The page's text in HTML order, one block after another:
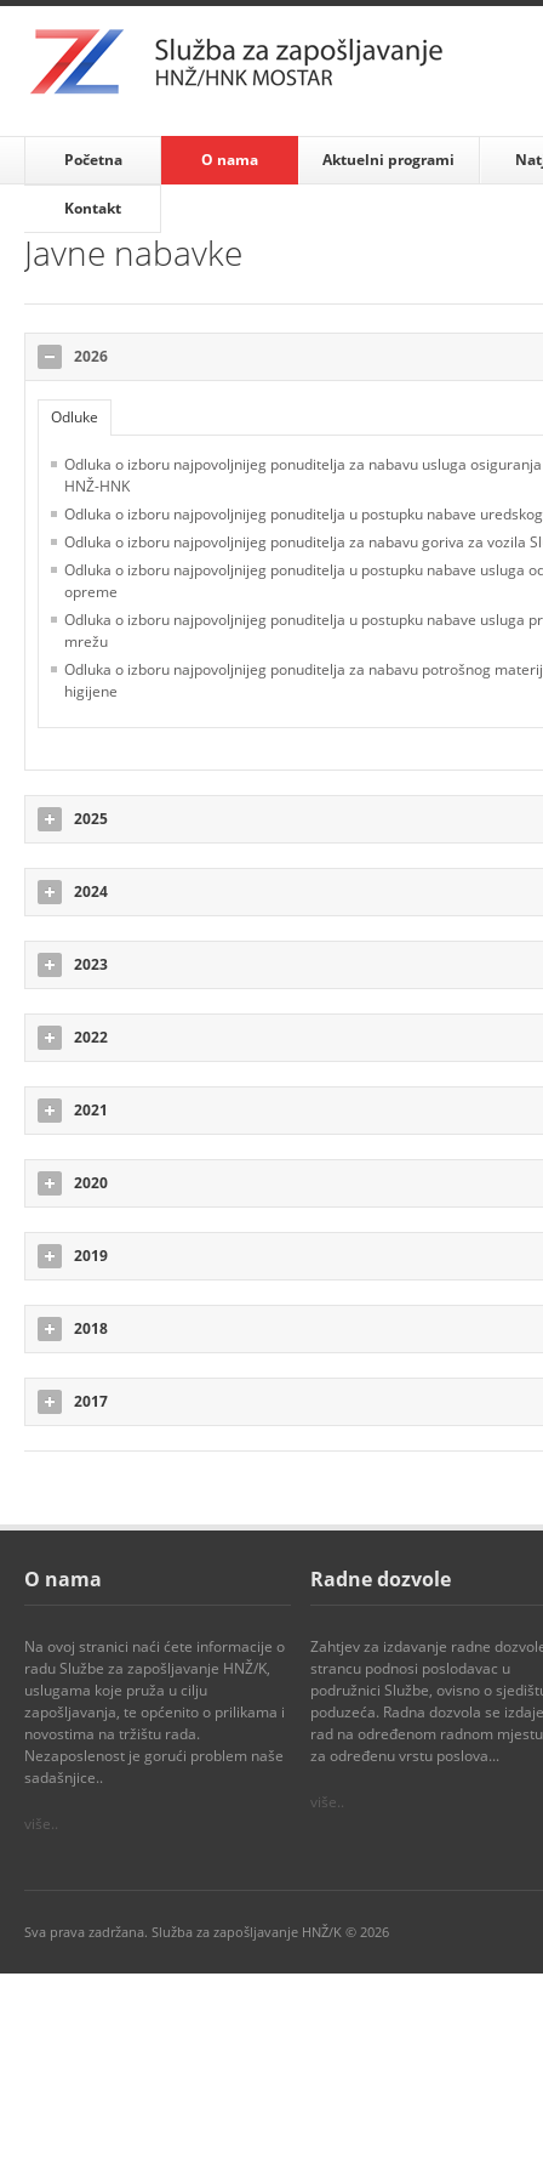
Početna O nama Aktuelni programi
Kontakt
Javne nabavke
2026
Odluke
Odluka o izboru najpovoljnijeg ponuditelja za nabavu usluga
HNŽ-HNK
Odluka o izboru najpovoljnijeg ponuditelja u postupku nabave
Odluka o izboru najpovoljnijeg ponuditelja za nabavu goriva za vozila
Odluka o izboru najpovoljnijeg ponuditelja u postupku nabave usluga
opreme
Odluka o izboru najpovoljnijeg ponuditelja u postupku nabave usluga
mrežu
Odluka o izboru najpovoljnijeg ponuditelja za nabavu potrošnog
higijene
2025
2024
2023
2022
2021
2020
2019
2018
2017
O nama
Na ovoj stranici naći ćete informacije o
radu Službe za zapošljavanje HNŽ/K,
uslugama koje pruža u cilju
zapošljavanja, te općenito o prilikama i
novostima na tržištu rada.
Nezaposlenost je gorući problem naše
sadašnjice..
više..
Radne dozvole
Zahtjev za izdavanje radne
strancu podnosi poslodavac u
podružnici Službe, ovisno o
poduzeća. Radna dozvola se
rad na određenom radnom
za određenu vrstu poslova...
više..
Sva prava zadržana. Služba za zapošljavanje HNŽ/K © 2026